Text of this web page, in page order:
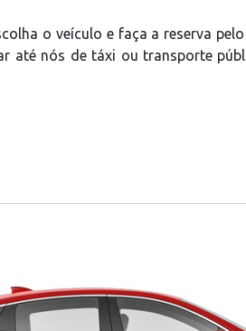
o veículo e faça a reserva
até nós de táxi ou transporte